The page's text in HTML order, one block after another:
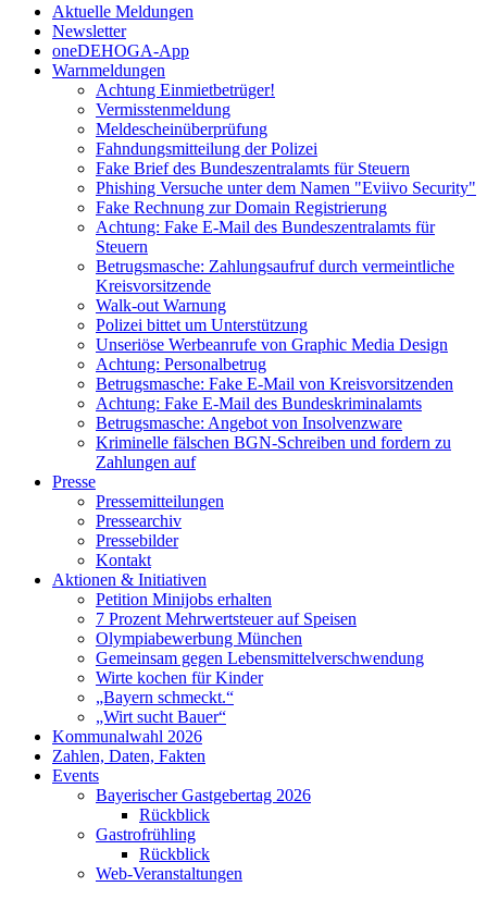
Aktuelle Meldungen
Newsletter
oneDEHOGA-App
Warnmeldungen
Achtung Einmietbetrüger!
Vermisstenmeldung
Meldescheinüberprüfung
Fahndungsmitteilung der Polizei
Fake Brief des Bundeszentralamts für Steuern
Phishing Versuche unter dem Namen "Eviivo Security"
Fake Rechnung zur Domain Registrierung
Achtung: Fake E-Mail des Bundeszentralamts für
Steuern
Betrugsmasche: Zahlungsaufruf durch vermeintliche
Kreisvorsitzende
Walk-out Warnung
Polizei bittet um Unterstützung
Unseriöse Werbeanrufe von Graphic Media Design
Achtung: Personalbetrug
Betrugsmasche: Fake E-Mail von Kreisvorsitzenden
Achtung: Fake E-Mail des Bundeskriminalamts
Betrugsmasche: Angebot von Insolvenzware
Kriminelle fälschen BGN-Schreiben und fordern zu
Zahlungen auf
Presse
Pressemitteilungen
Pressearchiv
Pressebilder
Kontakt
Aktionen & Initiativen
Petition Minijobs erhalten
7 Prozent Mehrwertsteuer auf Speisen
Olympiabewerbung München
Gemeinsam gegen Lebensmittelverschwendung
Wirte kochen für Kinder
„Bayern schmeckt.“
„Wirt sucht Bauer“
Kommunalwahl 2026
Zahlen, Daten, Fakten
Events
Bayerischer Gastgebertag 2026
Rückblick
Gastrofrühling
Rückblick
Web-Veranstaltungen